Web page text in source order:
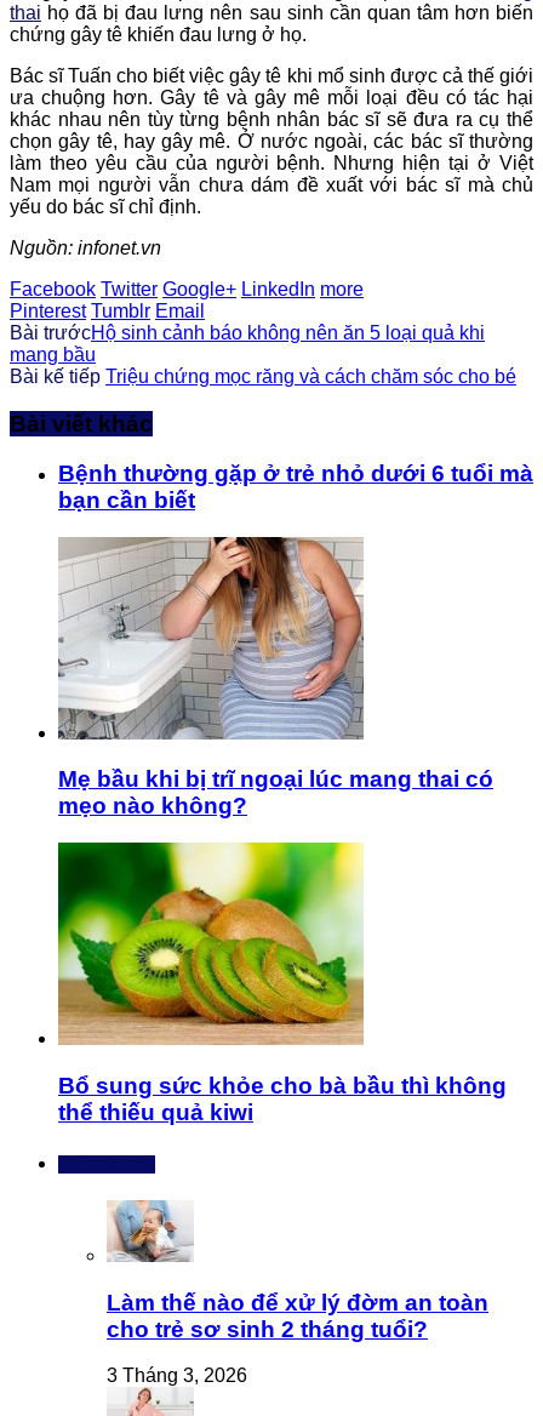
thai họ đã bị đau lưng nên sau sinh cần quan tâm hơn biến
chứng gây tê khiến đau lưng ở họ.
Bác sĩ Tuấn cho biết việc gây tê khi mổ sinh được cả thế giới
ưa chuộng hơn. Gây tê và gây mê mỗi loại đều có tác hại
khác nhau nên tùy từng bệnh nhân bác sĩ sẽ đưa ra cụ thể
chọn gây tê, hay gây mê. Ở nước ngoài, các bác sĩ thường
làm theo yêu cầu của người bệnh. Nhưng hiện tại ở Việt
Nam mọi người vẫn chưa dám đề xuất với bác sĩ mà chủ
yếu do bác sĩ chỉ định.
Nguồn: infonet.vn
Facebook Twitter Google+ LinkedIn more
Pinterest Tumblr Email
Bài trướcHộ sinh cảnh báo không nên ăn 5 loại quả khi
mang bầu
Bài kế tiếp Triệu chứng mọc răng và cách chăm sóc cho bé
Bài viết khác
Bệnh thường gặp ở trẻ nhỏ dưới 6 tuổi mà
bạn cần biết
Mẹ bầu khi bị trĩ ngoại lúc mang thai có
mẹo nào không?
Bổ sung sức khỏe cho bà bầu thì không
thể thiếu quả kiwi
Làm thế nào để xử lý đờm an toàn
cho trẻ sơ sinh 2 tháng tuổi?
3 Tháng 3, 2026